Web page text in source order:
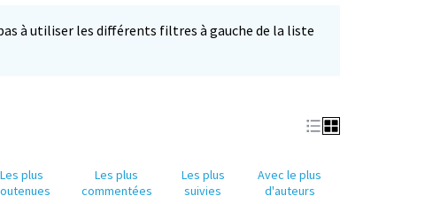
à utiliser les différents filtres à gauche de la liste
Les plus
Les plus
commentées
Les plus
suivies
Avec le plus
d'auteurs